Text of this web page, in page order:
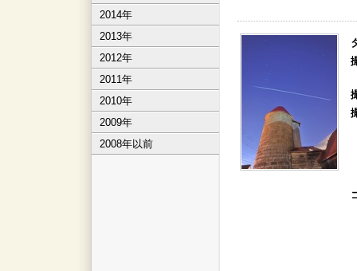
2014年
2013年
2012年
2011年
2010年
2009年
2008年以前